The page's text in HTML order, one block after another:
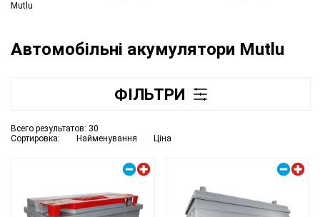
Mutlu
Автомобільні акумулятори Mutlu
ФІЛЬТРИ
Сортировка: Найменування Ціна
Всего результатов: 30